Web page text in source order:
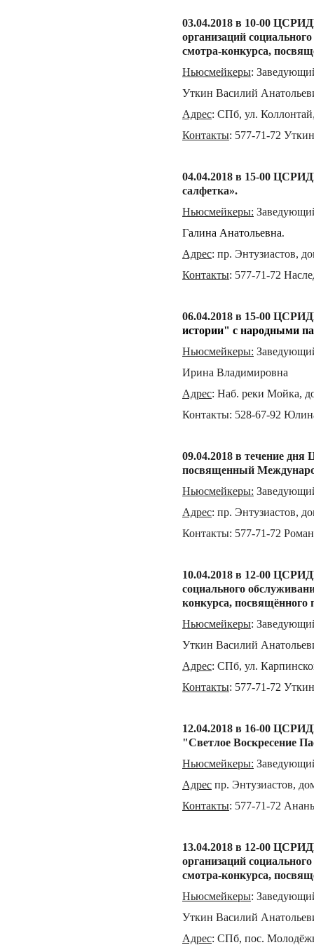
03.04.2018 в 10-00
организаций
смотра-конкурса,
Ньюсмейкеры:
Уткин Василий
Адрес: СПб, ул.
Контакты: 577-71-72
04.04.2018 в 15-00
салфетка».
Ньюсмейкеры:
Галина Анатольевна.
Адрес: пр. Энтузиастов, д
Контакты: 577-71-72
06.04.2018 в 15-00
истории" с народными
Ньюсмейкеры:
Ирина Владимировна
Адрес: Наб. реки Мойка,
Контакты: 528-67-92
09.04.2018 в течение
посвященный
Ньюсмейкеры:
Адрес: пр. Энтузиастов, д
Контакты: 577-71-72
10.04.2018 в 12-00
социального
конкурса, посвящённого
Ньюсмейкеры:
Уткин Василий
Адрес: СПб, ул.
Контакты: 577-71-72
12.04.2018 в 16-00
"Светлое Воскресение
Ньюсмейкеры:
Адрес пр. Энтузиастов,
Контакты: 577-71-72
13.04.2018 в 12-00
организаций
смотра-конкурса,
Ньюсмейкеры:
Уткин Василий
Адрес: СПб, пос.